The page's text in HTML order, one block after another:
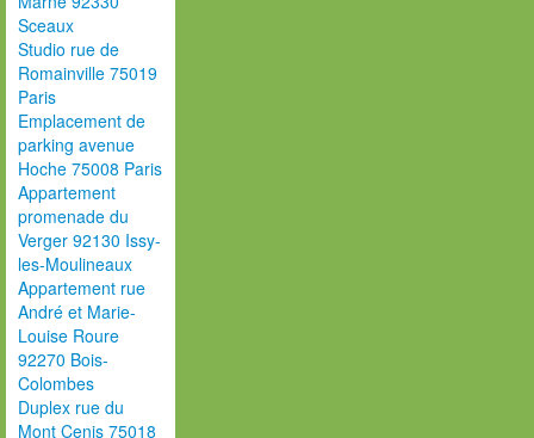
Sceaux
Studio rue de
Romainville 75019
Paris
Emplacement de
parking avenue
Hoche 75008 Paris
Appartement
promenade du
Verger 92130 Issy-
les-Moulineaux
Appartement rue
André et Marie-
Louise Roure
92270 Bois-
Colombes
Duplex rue du
Mont Cenis 75018